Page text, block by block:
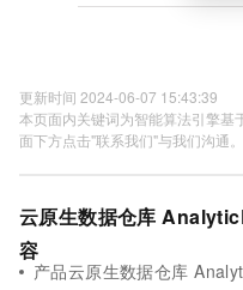
更新时间 2024-06-07 15:43:39
本页面内关键词为智能算法引擎基
面下方点击"联系我们"与我们沟通。
云原生数据仓库
容
产品云原生数据仓库